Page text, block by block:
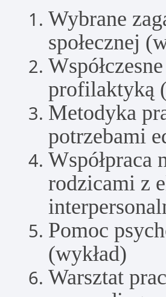
Wybrane
społecznej
profilaktyką
Metodyka
potrzebami
Współpraca
rodzicami z
Pomoc
(wykład)
Warsztat